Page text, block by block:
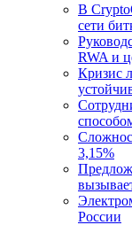
В
сети
RWA и
Кризис
3,15%
России